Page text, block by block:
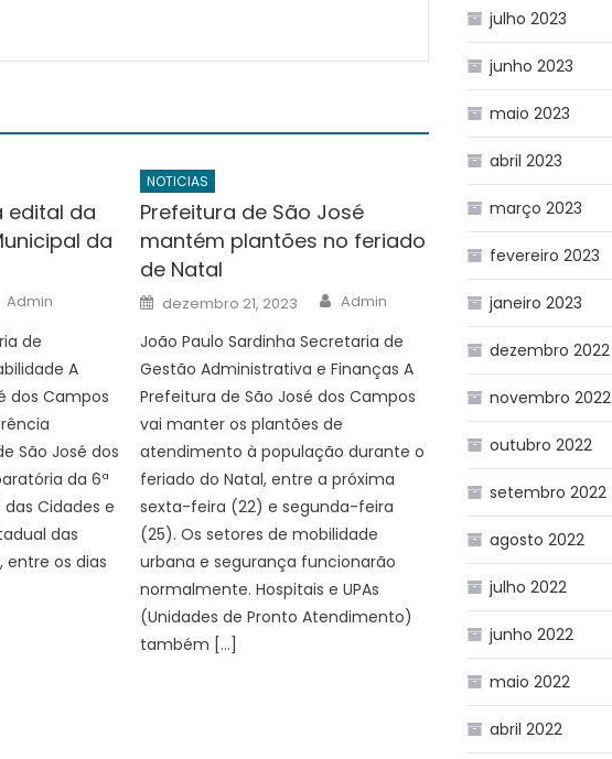
edital da
da
Author
Admin
de
A
dos Campos
São José dos
da 6ª
Cidades e
das
entre os dias
NOTICIAS
Prefeitura de São José
mantém plantões no feriado
de Natal
Posted
on
dezembro 21, 2023 Author
Admin
João Paulo Sardinha Secretaria de
Gestão Administrativa e Finanças A
Prefeitura de São José dos Campos
vai manter os plantões de
atendimento à população durante o
feriado do Natal, entre a próxima
sexta-feira (22) e segunda-feira
(25). Os setores de mobilidade
urbana e segurança funcionarão
normalmente. Hospitais e UPAs
(Unidades de Pronto Atendimento)
também […]
julho 2023
junho 2023
maio 2023
abril 2023
março 2023
fevereiro 2023
janeiro 2023
dezembro 2022
novembro 2022
outubro 2022
setembro 2022
agosto 2022
julho 2022
junho 2022
maio 2022
abril 2022